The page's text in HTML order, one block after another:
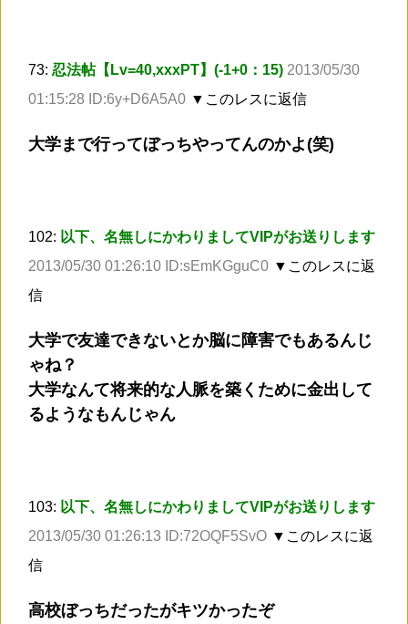
73: 忍法帖【Lv=40,xxxPT】(-1+0：15) 2013/05/30
01:15:28 ID:6y+D6A5A0 ▼このレスに返信
大学まで行ってぼっちやってんのかよ(笑)
102: 以下、名無しにかわりましてVIPがお送りします
2013/05/30 01:26:10 ID:sEmKGguC0 ▼このレスに返
信
大学で友達できないとか脳に障害でもあるんじ
ゃね？
大学なんて将来的な人脈を築くために金出して
るようなもんじゃん
103: 以下、名無しにかわりましてVIPがお送りします
2013/05/30 01:26:13 ID:72OQF5SvO ▼このレスに返
信
高校ぼっちだったがキツかったぞ